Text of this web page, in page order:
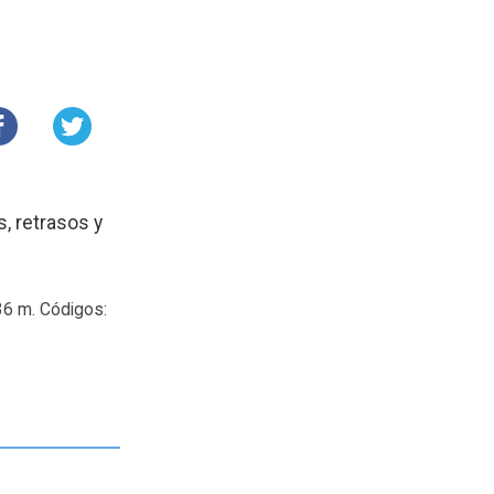
retrasos y
m. Códigos: